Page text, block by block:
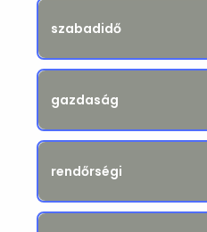
szabadidő
gazdaság
rendőrségi